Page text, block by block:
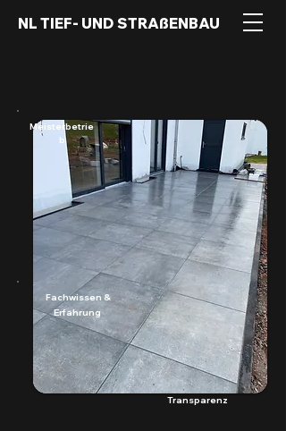
NL TIEF- UND STRAßENBAU
Fachwissen &
Erfahrung
Meisterbetrie
b
Transparenz